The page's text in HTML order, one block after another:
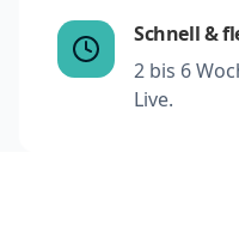
Schnell &
2 bis 6
Live.